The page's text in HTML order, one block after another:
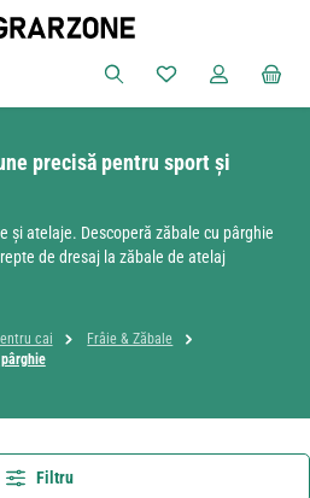
Aveți 0 articole
precisă pentru sport și
și atelaje. Descoperă zăbale cu pârghie
de dresaj la zăbale de atelaj
cai
Frâie & Zăbale
Filtru